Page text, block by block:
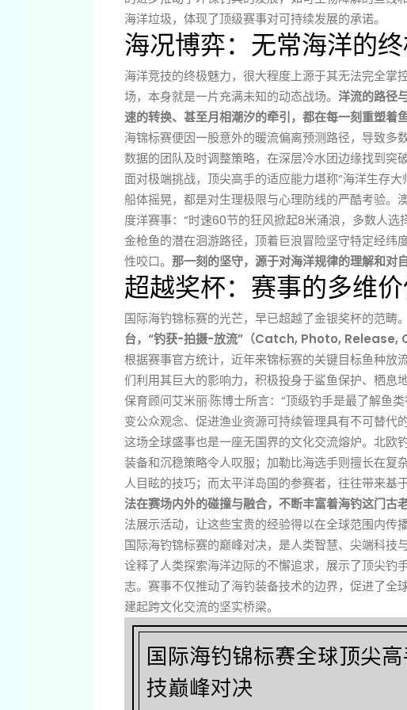
海洋垃圾，体现了顶级赛事对可持续发展的承诺。
海况博弈：无常海洋的
海洋竞技的终极魅力，很大程度上源于其无法完全
场，本身就是一片充满未知的动态战场。 洋流的路径
速的转换、甚至月相潮汐的牵引，都在每一刻重塑着
海锦标赛便因一股意外的暖流偏离预测路径，导致多
数据的团队及时调整策略，在深层冷水团边缘找到突破
面对极端挑战，顶尖高手的适应能力堪称“海洋生存
船体摇晃，都是对生理极限与心理防线的严酷考验。
度洋赛事：“时速60节的狂风掀起8米涌浪，多数人
金枪鱼的潜在洄游路径，顶着巨浪冒险坚守特定经纬
性咬口。 那一刻的坚守，源于对海洋规律的理解和对
超越奖杯：赛事的多维
国际海钓锦标赛的光芒，早已超越了金银奖杯的范畴。
台，“钓获-拍摄-放流”（Catch, Photo, Release,
根据赛事官方统计，近年来锦标赛的关键目标鱼种放
们利用其巨大的影响力，积极投身于鲨鱼保护、栖息
保育顾问艾米丽·陈博士所言：“顶级钓手是最了解鱼
变公众观念、促进渔业资源可持续管理具有不可替代
这场全球盛事也是一座无国界的文化交流熔炉。北欧
装备和沉稳策略令人叹服；加勒比海选手则擅长在复
人目眩的技巧；而太平洋岛国的参赛者，往往带来基
法在赛场内外的碰撞与融合，不断丰富着海钓这门古
法展示活动，让这些宝贵的经验得以在全球范围内传播
国际海钓锦标赛的巅峰对决，是人类智慧、尖端科技
诠释了人类探索海洋边际的不懈追求，展示了顶尖钓
志。赛事不仅推动了海钓装备技术的边界，促进了全
建起跨文化交流的坚实桥梁。